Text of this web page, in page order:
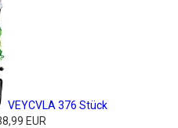
VEYCVLA 376 Stück
EUR